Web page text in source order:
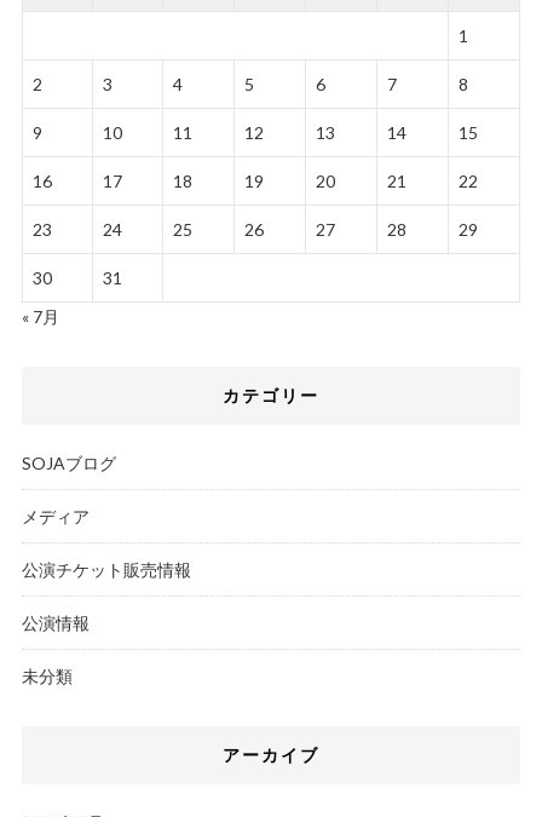
1
2 3 4 5 6 7 8
9 10 11 12 13 14 15
16 17 18 19 20 21 22
23 24 25 26 27 28 29
30
31
« 7月
カテゴリー
SOJAブログ
メディア
公演チケット販売情報
公演情報
未分類
アーカイブ